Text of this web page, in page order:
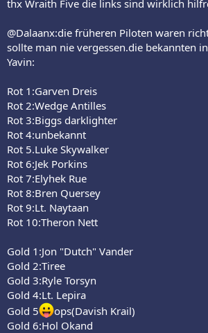
thx Wraith Five die links sind wirklich
@Dalaanx:die früheren Piloten waren
sollte man nie vergessen.die bekannten
Yavin:
Rot 1:Garven Dreis
Rot 2:Wedge Antilles
Rot 3:Biggs darklighter
Rot 4:unbekannt
Rot 5.Luke Skywalker
Rot 6:Jek Porkins
Rot 7:Elyhek Rue
Rot 8:Bren Quersey
Rot 9:Lt. Naytaan
Rot 10:Theron Nett
Gold 1:Jon "Dutch" Vander
Gold 2:Tiree
Gold 3:Ryle Torsyn
Gold 4:Lt. Lepira
Gold 5
ops(Davish Krail)
Gold 6:Hol Okand